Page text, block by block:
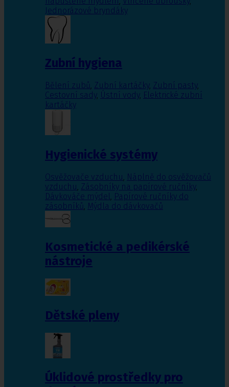
Jednorázové bryndáky
Zubní hygiena
Bělení zubů, Zubní kartáčky, Zubní pasty,
Cestovní sady, Ústní vody, Elektrické zubní
kartáčky
Hygienické systémy
Osvěžovače vzduchu, Náplně do osvěžovačů
vzduchu, Zásobníky na papírové ručníky,
Dávkováče mýdel, Papírové ručníky do
zásobníků, Mýdla do dávkovačů
Kosmetické a pedikérské
nástroje
Dětské pleny
Úklidové prostředky pro